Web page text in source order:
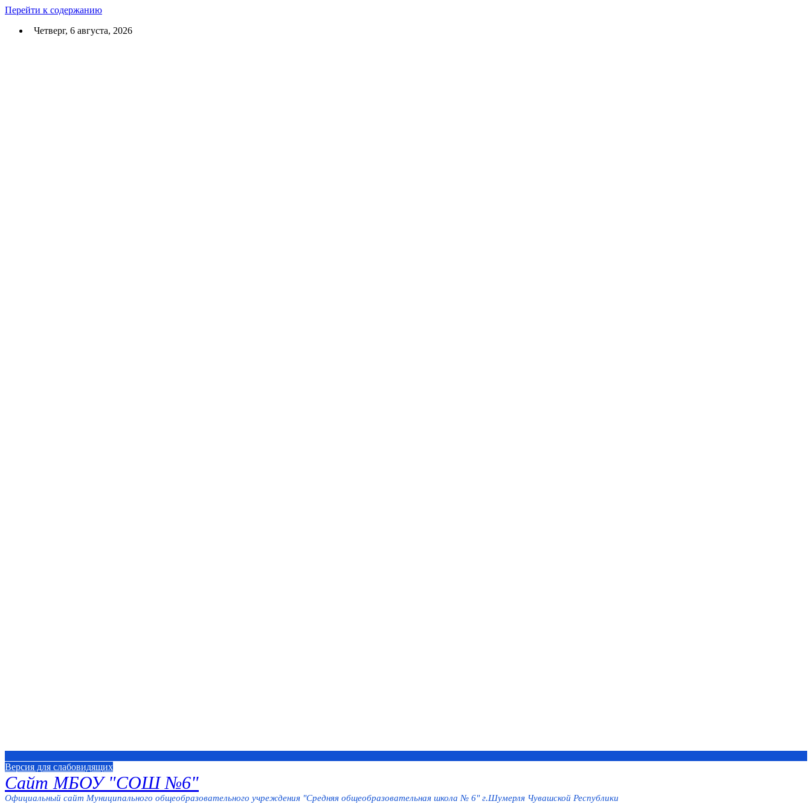
Перейти к содержанию
Четверг, 6 августа, 2026
Версия для слабовидящих
Сайт МБОУ "СОШ №6"
Официальный сайт Муниципального общеобразовательного учреждения "Средняя общеобразовательная школа № 6" г.Шумерля Чувашской Республики